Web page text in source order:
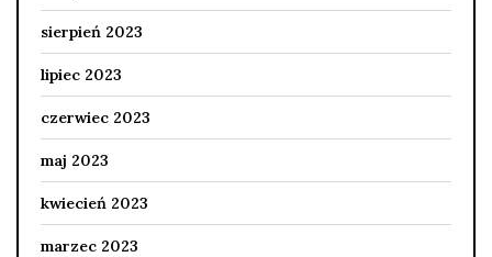
sierpień 2023
lipiec 2023
czerwiec 2023
maj 2023
kwiecień 2023
marzec 2023